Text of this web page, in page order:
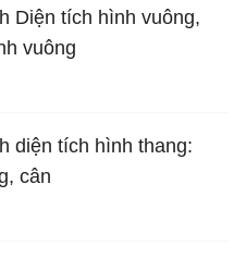
Diện tích hình vuông,
vuông
diện tích hình thang:
cân